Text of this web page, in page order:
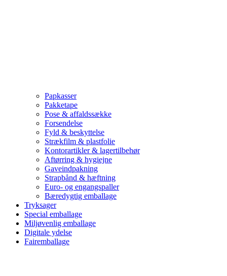
Papkasser
Pakketape
Pose & affaldssække
Forsendelse
Fyld & beskyttelse
Strækfilm & plastfolie
Kontorartikler & lagertilbehør
Aftørring & hygiejne
Gaveindpakning
Strapbånd & hæftning
Euro- og engangspaller
Bæredygtig emballage
Tryksager
Special emballage
Miljøvenlig emballage
Digitale ydelse
Fairemballage